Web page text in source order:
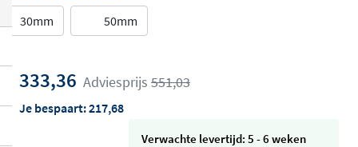
30mm 50mm
333,36 Adviesprijs 551,03
Je bespaart:217,68
Verwachte levertijd: 5 - 6 weken